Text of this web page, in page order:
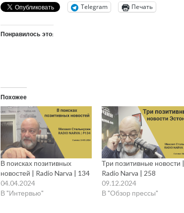
Telegram Печать
Понравилось это:
Похожее
В поисках позитивных
новостей | Radio Narva | 134
04.04.2024
В "Интервью"
Три позитивные новости |
Radio Narva | 258
09.12.2024
В "Обзор прессы"